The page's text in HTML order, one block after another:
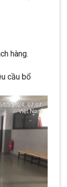
hàng.
cầu bổ